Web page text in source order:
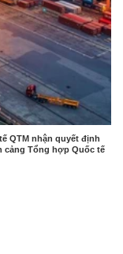
QTM nhận quyết định
cảng Tổng hợp Quốc tế